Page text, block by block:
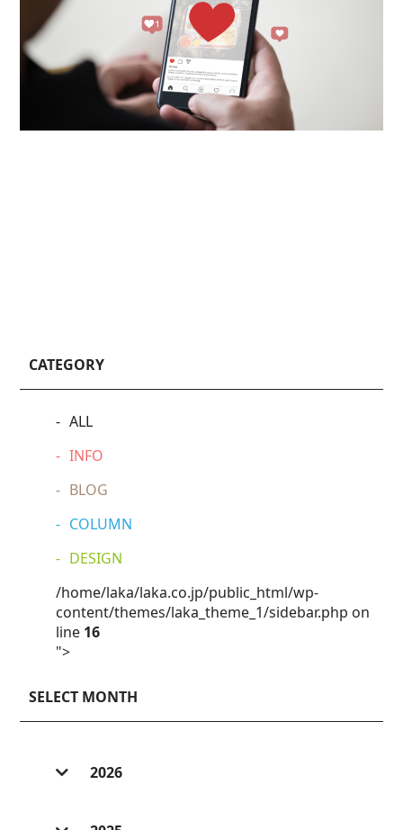
CATEGORY
ALL
INFO
BLOG
COLUMN
DESIGN
/home/laka/laka.co.jp/public_html/wp-
content/themes/laka_theme_1/sidebar.php on
line 16
">
SELECT MONTH
2026